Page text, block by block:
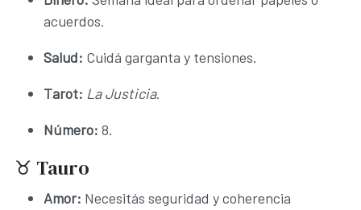
acuerdos.
Salud: Cuidá garganta y tensiones.
Tarot: La Justicia.
Número: 8.
♉ Tauro
Amor: Necesitás seguridad y coherencia